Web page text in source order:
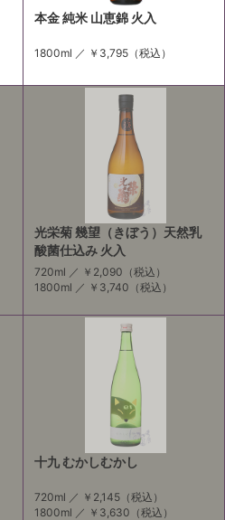
本金 純米 山恵錦 火入
1800ml ／ ￥3,795（税込）
光栄菊 幾望（きぼう）天然乳
酸菌仕込み 火入
720ml ／ ￥2,090 （税込）
1800ml ／ ￥3,740 （税込）
十九 むかしむかし
720ml ／ ￥2,145（税込）
1800ml ／ ￥3,630 （税込）